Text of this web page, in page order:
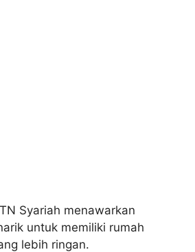
Syariah menawarkan
untuk memiliki rumah
lebih ringan.